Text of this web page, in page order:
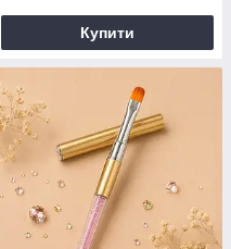
Купити